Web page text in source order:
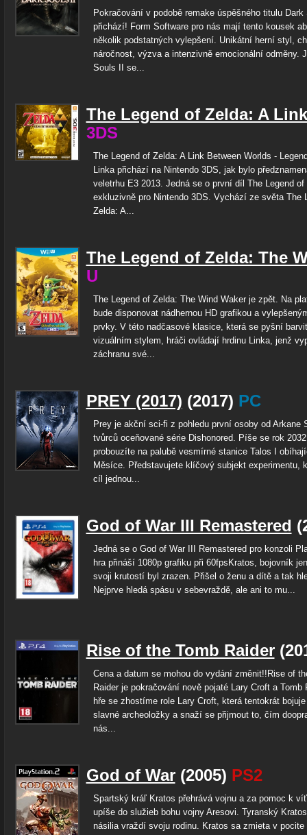
Pokračování v podobě remake úspěšného titulu Dark
přichází! Form Software pro nás mají tento kousek
několik podstatných vylepšení. Unikátní herní styl,
náročnost, výzva a intenzivně emocionální odměny.
Souls II se...
The Legend of Zelda: A
3DS
The Legend of Zelda: A Link Between Worlds -
Linka přichází na Nintendo 3DS, jak bylo
veletrhu E3 2013. Jedná se o první díl The Legend of
exkluzivně pro Nintendo 3DS. Vychází ze světa The
Zelda: A...
The Legend of Zelda: The
U
The Legend of Zelda: The Wind Waker je zpět. Na
bude disponovat nádhernou HD grafikou a
prvky. V této nadčasové klasice, která se pyšní
vizuálním stylem, hráči ovládají hrdinu Linka, jenž
záchranu své...
PREY (2017) (2017) PC
Prey je akční sci-fi z pohledu první osoby od Arkane
tvůrců oceňované série Dishonored. Píše se rok
probouzíte na palubě vesmírné stanice Talos I
Měsíce. Představujete klíčový subjekt experimentu,
cíl jednou...
God of War III Remastered
Jedná se o God of War III Remastered pro konzoli
hra přináší 1080p grafiku při 60fpsKratos, bojovník
svoji krutostí byl zrazen. Přišel o ženu a dítě a tak
Nejprve hledá spásu v sebevraždě, ale ani to mu...
Rise of the Tomb Raider
Cena a datum se mohou do vydání změnit!!Rise of
Raider je pokračování nově pojaté Lary Croft a Tomb
hře se zhostíme role Lary Croft, která tentokrát
slavné archeoložky a snaží se přijmout to, čím
nás...
God of War(2005) PS2
Spartský kráľ Kratos přehrává vojnu a za pomoc k
upíše do služieb bohu vojny Aresovi. Tyranský
násilia vraždí svoju rodinu. Kratos sa zmieta v pocite